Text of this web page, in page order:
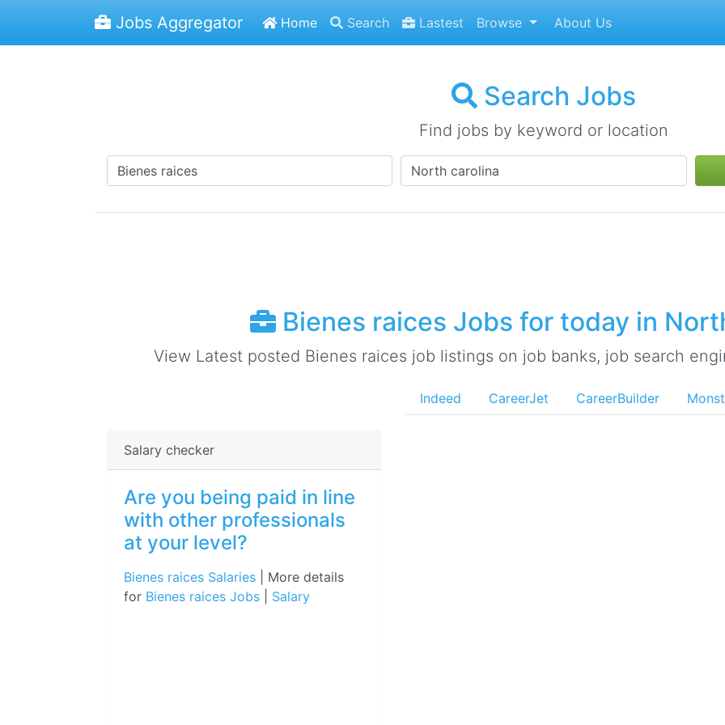
Jobs Aggregator Home Search Lastest Browse About Us
Search Jobs
Find jobs by keyword or location
Bienes raices Jobs for today in
View Latest posted Bienes raices job listings on job banks, job search
Salary checker
Are you being paid in line
with other professionals
at your level?
Bienes raices Salaries | More details
for Bienes raices Jobs Salary
Indeed CareerJet CareerBuilder